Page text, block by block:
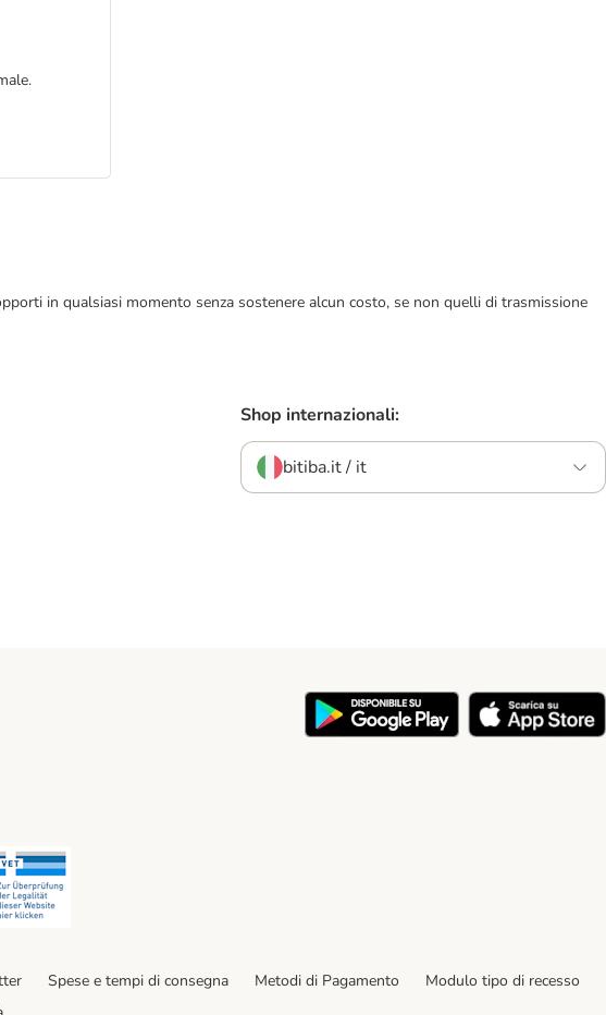
in qualsiasi momento senza sostenere alcun costo, se non quelli di trasmissione
Shop internazionali:
bitiba.it / it
Spese e tempi di consegna Metodi di Pagamento
Modulo tipo di recesso